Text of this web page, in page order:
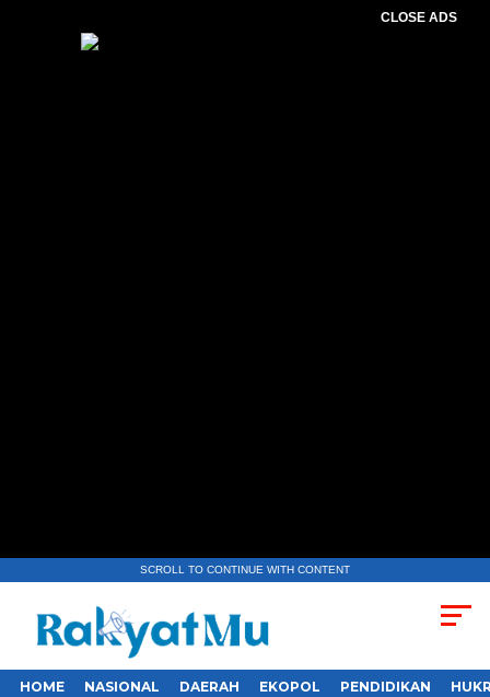
CLOSE ADS
SCROLL TO CONTINUE WITH CONTENT
HOME NASIONAL DAERAH EKOPOL PENDIDIKAN